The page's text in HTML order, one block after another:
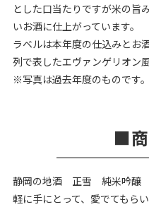
とした口当たりですが米の旨
いお酒に仕上がっています。
ラベルは本年度の仕込みとお
列で表したエヴァンゲリオン
※写真は過去年度のものです。
静岡の地酒 正雪 純米吟
軽に手にとって、愛でてもら